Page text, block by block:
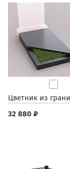
Цветник из
32 880 ₽